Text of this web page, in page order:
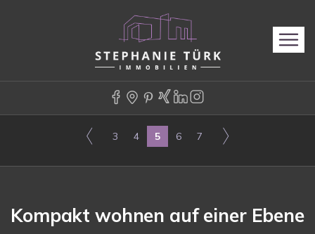
3 4 5 6 7
Kompakt wohnen auf einer Ebene